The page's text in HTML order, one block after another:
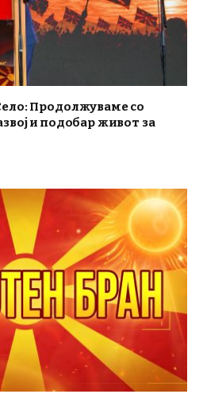
Продолжуваме со
и подобар живот за